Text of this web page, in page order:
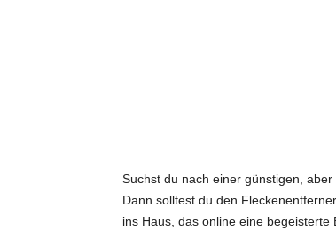
d
Suchst du nach einer günstigen,
Dann solltest du den Fleckenentferner
ins Haus, das online eine